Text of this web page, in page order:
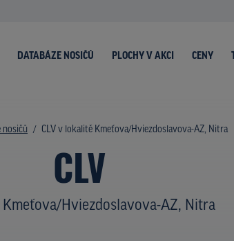
DATABÁZE NOSIČŮ PLOCHY V AKCI CENY
nosičů CLV v lokalitě Kmeťova/Hviezdoslavova-AZ, Nitra
CLV
Hviezdoslavova-AZ, Nitra